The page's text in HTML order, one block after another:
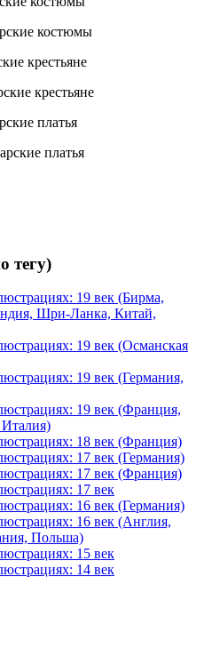
крестьяне
платья
тегу)
19 век (Бирма,
Шри-Ланка, Китай,
19 век (Османская
19 век (Германия,
19 век (Франция,
18 век (Франция)
17 век (Германия)
17 век (Франция)
17 век
16 век (Германия)
16 век (Англия,
Польша)
15 век
14 век